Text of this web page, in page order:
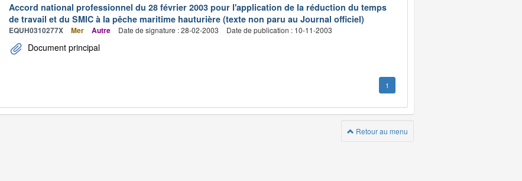
Accord national professionnel du 28 février 2003 pour l'application de la réduction du temps
de travail et du SMIC à la pêche maritime hauturière (texte non paru au Journal officiel)
EQUH0310277X Mer Autre Date de signature : 28-02-2003 Date de publication : 10-11-2003
Document principal
1
Retour au menu